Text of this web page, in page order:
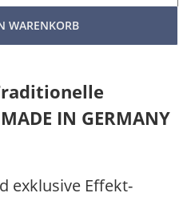
WARENKORB
IN GERMANY
exklusive Effekt-